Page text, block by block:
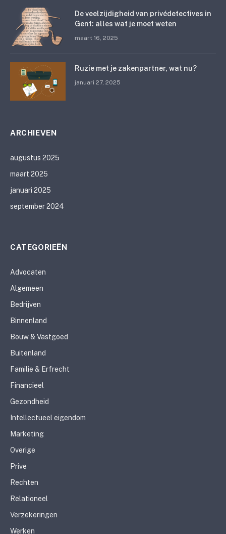
De veelzijdigheid van privédetectives in
Gent: alles wat je moet weten
maart 16, 2025
Ruzie met je zakenpartner, wat nu?
januari 27, 2025
ARCHIEVEN
augustus 2025
maart 2025
januari 2025
september 2024
CATEGORIEËN
Advocaten
Algemeen
Bedrijven
Binnenland
Bouw & Vastgoed
Buitenland
Familie & Erfrecht
Financieel
Gezondheid
Intellectueel eigendom
Marketing
Overige
Prive
Rechten
Relationeel
Verzekeringen
Werken